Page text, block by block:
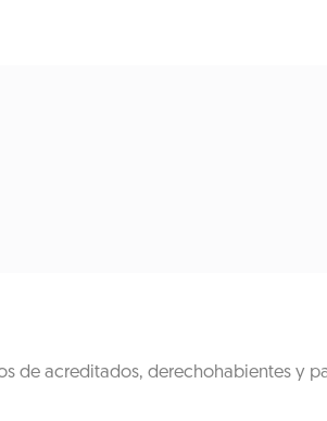
de acreditados, derechohabientes y